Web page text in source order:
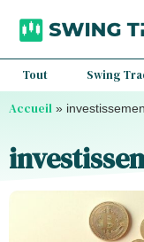
Tout Swing
Accueil »